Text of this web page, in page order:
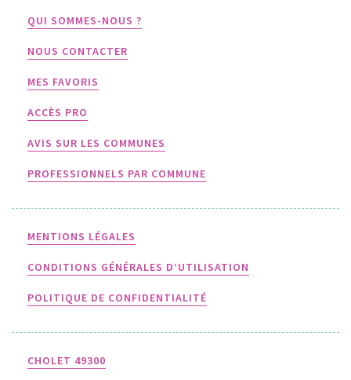
QUI SOMMES-NOUS ?
NOUS CONTACTER
MES FAVORIS
ACCÈS PRO
AVIS SUR LES COMMUNES
PROFESSIONNELS PAR COMMUNE
MENTIONS LÉGALES
CONDITIONS GÉNÉRALES D’UTILISATION
POLITIQUE DE CONFIDENTIALITÉ
CHOLET 49300